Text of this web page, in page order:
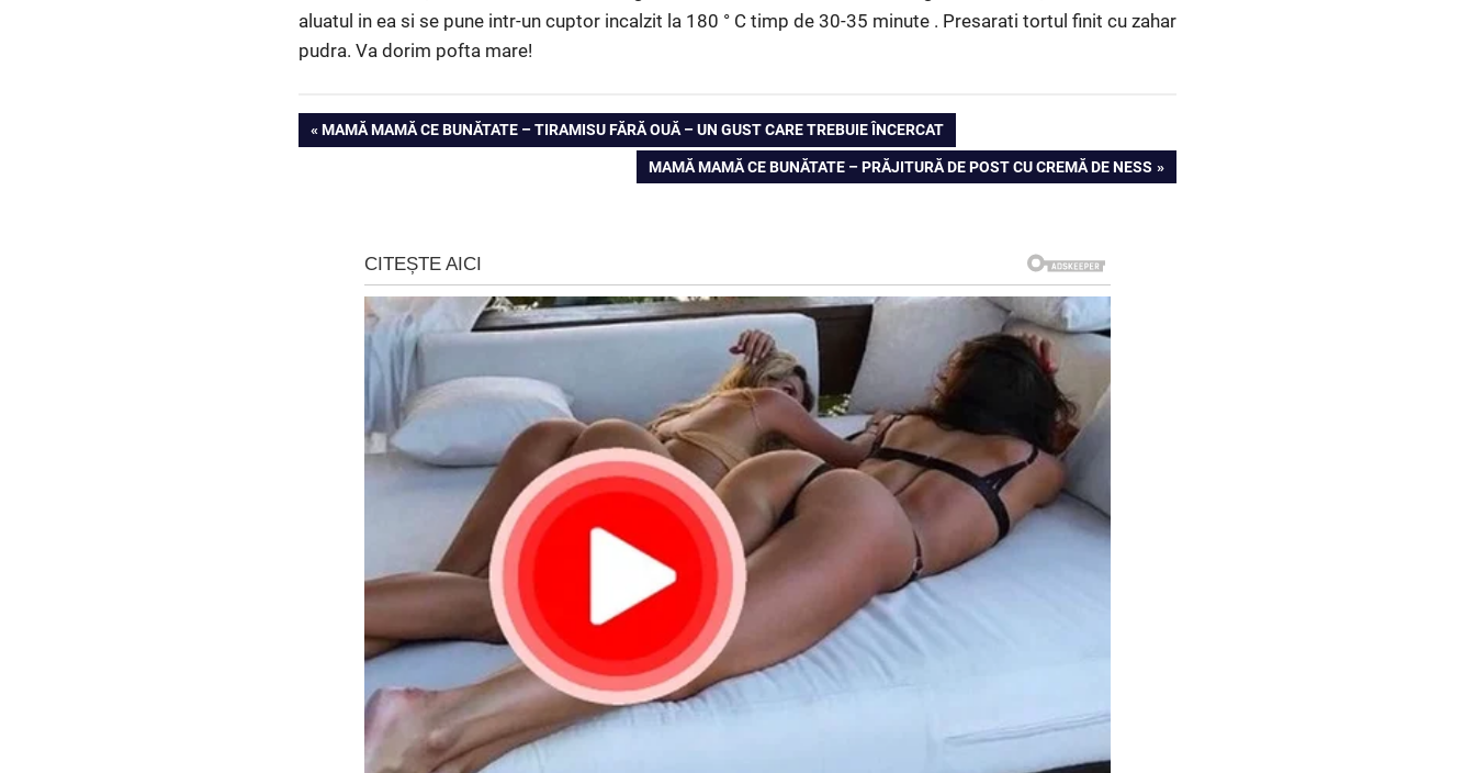
aluatul in ea si se pune intr-un cuptor incalzit la 180 ° C timp de 30-35 minute . Presarati tortul finit cu zahar
pudra. Va dorim pofta mare!
Navigare
PREVIOUS
POST:
MAMĂ MAMĂ CE BUNĂTATE – TIRAMISU FĂRĂ OUĂ – UN GUST CARE TREBUIE ÎNCERCAT
NEXT
MAMĂ MAMĂ CE BUNĂTATE – PRĂJITURĂ DE POST CU CREMĂ DE NESS